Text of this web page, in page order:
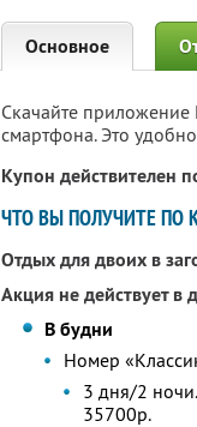
Основное
Скачайте
смартфона. Это
Купон действителен
ЧТО ВЫ ПОЛУЧИТЕ ПО
Отдых для двоих в
Акция не действует в
В будни
Номер
3 дня/2
35700р.